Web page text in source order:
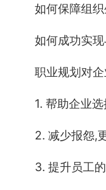
如何保障组织
如何成功实现
职业规划对企
1. 帮助企业选
2. 减少报怨,
3. 提升员工的